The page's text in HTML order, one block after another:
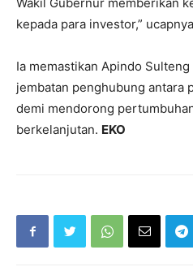
Wakil Gubernur memberikan
kepada para investor,”
Ia memastikan Apindo
jembatan penghubung antara
demi mendorong
berkelanjutan. EKO